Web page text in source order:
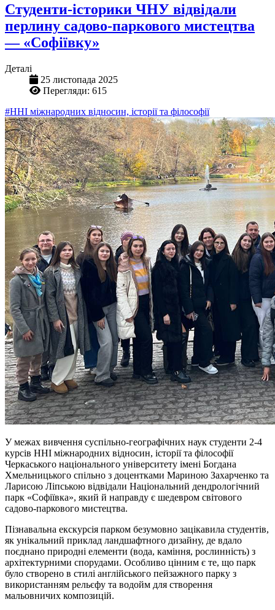
Студенти-історики ЧНУ відвідали
перлину садово-паркового мистецтва
— «Софіївку»
Деталі
25 листопада 2025
Перегляди: 615
#ННІ міжнародних відносин, історії та філософії
У межах вивчення суспільно-географічних наук студенти 2-4
курсів ННІ міжнародних відносин, історії та філософії
Черкаського національного університету імені Богдана
Хмельницького спільно з доцентками Мариною Захарченко та
Ларисою Ліпською відвідали Національний дендрологічний
парк «Софіївка», який й направду є шедевром світового
садово-паркового мистецтва.
Пізнавальна екскурсія парком безумовно зацікавила студентів,
як унікальний приклад ландшафтного дизайну, де вдало
поєднано природні елементи (вода, каміння, рослинність) з
архітектурними спорудами. Особливо цінним є те, що парк
було створено в стилі англійського пейзажного парку з
використанням рельєфу та водойм для створення
мальовничих композицій.